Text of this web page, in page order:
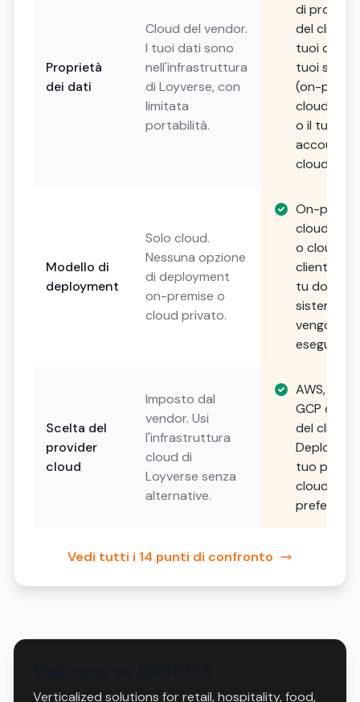
Proprietà
dei dati
Cloud del vendor.
I tuoi dati sono
nell'infrastruttura
di Loyverse, con
limitata
portabilità.
di
del cliente.
tuoi dati, i
tuoi server
(on-
cloud
o il tuo
account
cloud).
Modello di
deployment
Solo cloud.
Nessuna opzione
di deployment
on-premise o
cloud privato.
On-
cloud
o cloud del
cliente.
tu dove i
sistemi
vengono
eseguiti.
Scelta del
provider
cloud
Imposto dal
vendor. Usi
l'infrastruttura
cloud di
Loyverse senza
alternative.
AWS,
GCP o
del cliente.
Deploya
tuo
cloud
preferito.
Vedi tutti i 14 punti di confronto
Verticalized solutions for retail, hospitality, food,